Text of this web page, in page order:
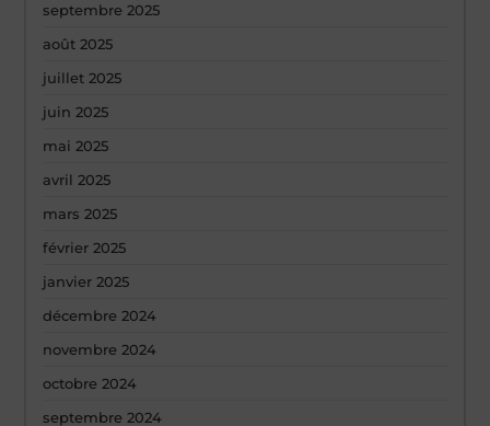
septembre 2025
août 2025
juillet 2025
juin 2025
mai 2025
avril 2025
mars 2025
février 2025
janvier 2025
décembre 2024
novembre 2024
octobre 2024
septembre 2024